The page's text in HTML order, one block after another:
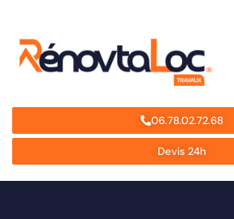
06.78.02.72.68
Devis 24h